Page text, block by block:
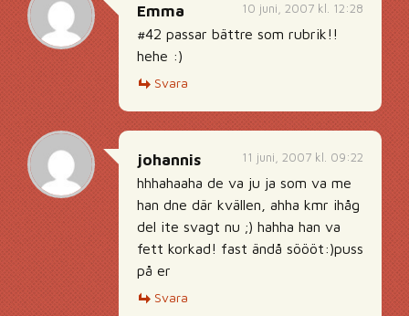
10 juni, 2007 kl. 12:28
Emma
#42 passar bättre som rubrik!!
hehe :)
Svara
11 juni, 2007 kl. 09:22
johannis
hhhahaaha de va ju ja som va me
han dne där kvällen, ahha kmr ihåg
del ite svagt nu ;) hahha han va
fett korkad! fast ändå söööt:)puss
på er
Svara